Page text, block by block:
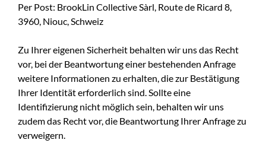
Per Post: BrookLin Collective Sàrl, Route de Ricard 8,
3960, Niouc, Schweiz
Zu Ihrer eigenen Sicherheit behalten wir uns das Recht
vor, bei der Beantwortung einer bestehenden Anfrage
weitere Informationen zu erhalten, die zur Bestätigung
Ihrer Identität erforderlich sind. Sollte eine
Identifizierung nicht möglich sein, behalten wir uns
zudem das Recht vor, die Beantwortung Ihrer Anfrage zu
verweigern.